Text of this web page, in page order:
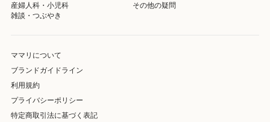
産婦人科・小児科
その他の疑問
雑談・つぶやき
ママリについて
ブランドガイドライン
利用規約
プライバシーポリシー
特定商取引法に基づく表記